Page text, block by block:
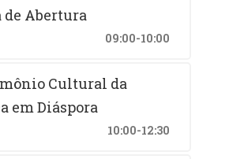
de Abertura
09:00-10:00
Cultural da
em Diáspora
10:00-12:30